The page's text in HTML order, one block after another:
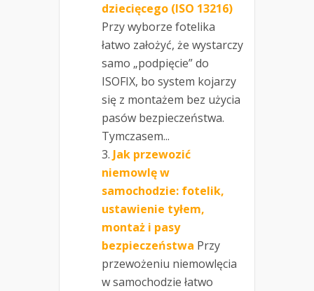
dziecięcego (ISO 13216)
Przy wyborze fotelika
łatwo założyć, że wystarczy
samo „podpięcie” do
ISOFIX, bo system kojarzy
się z montażem bez użycia
pasów bezpieczeństwa.
Tymczasem...
Jak przewozić
niemowlę w
samochodzie: fotelik,
ustawienie tyłem,
montaż i pasy
bezpieczeństwa Przy
przewożeniu niemowlęcia
w samochodzie łatwo